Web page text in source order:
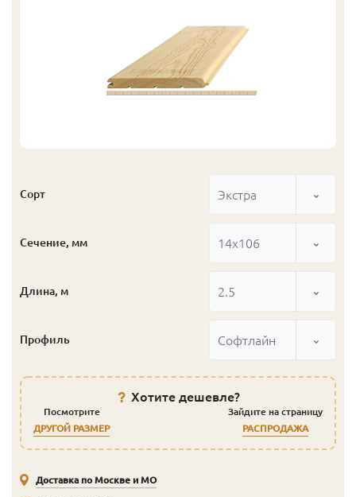
Сорт Экстра
Сечение, мм 14x106
Длина, м 2.5
Профиль Софтлайн
Хотите дешевле?
Посмотрите
ДРУГОЙ РАЗМЕР
Зайдите на страницу
РАСПРОДАЖА
Доставка по Москве и МО